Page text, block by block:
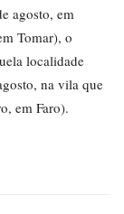
agosto, em
Tomar), o
localidade
na vila que
em Faro).